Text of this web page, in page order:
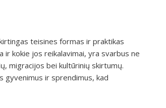
teisines formas ir praktikas
ir kokie jos reikalavimai, yra svarbus ne
migracijos bei kultūrinių skirtumų.
gyvenimus ir sprendimus, kad